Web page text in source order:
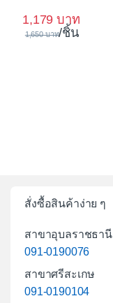
1,179
1,650 /ชิ้น
สั่งซื้อสินค้าง่าย ๆ
สาขาอุบลราชธานี
091-0190076
สาขาศรีสะเกษ
091-0190104